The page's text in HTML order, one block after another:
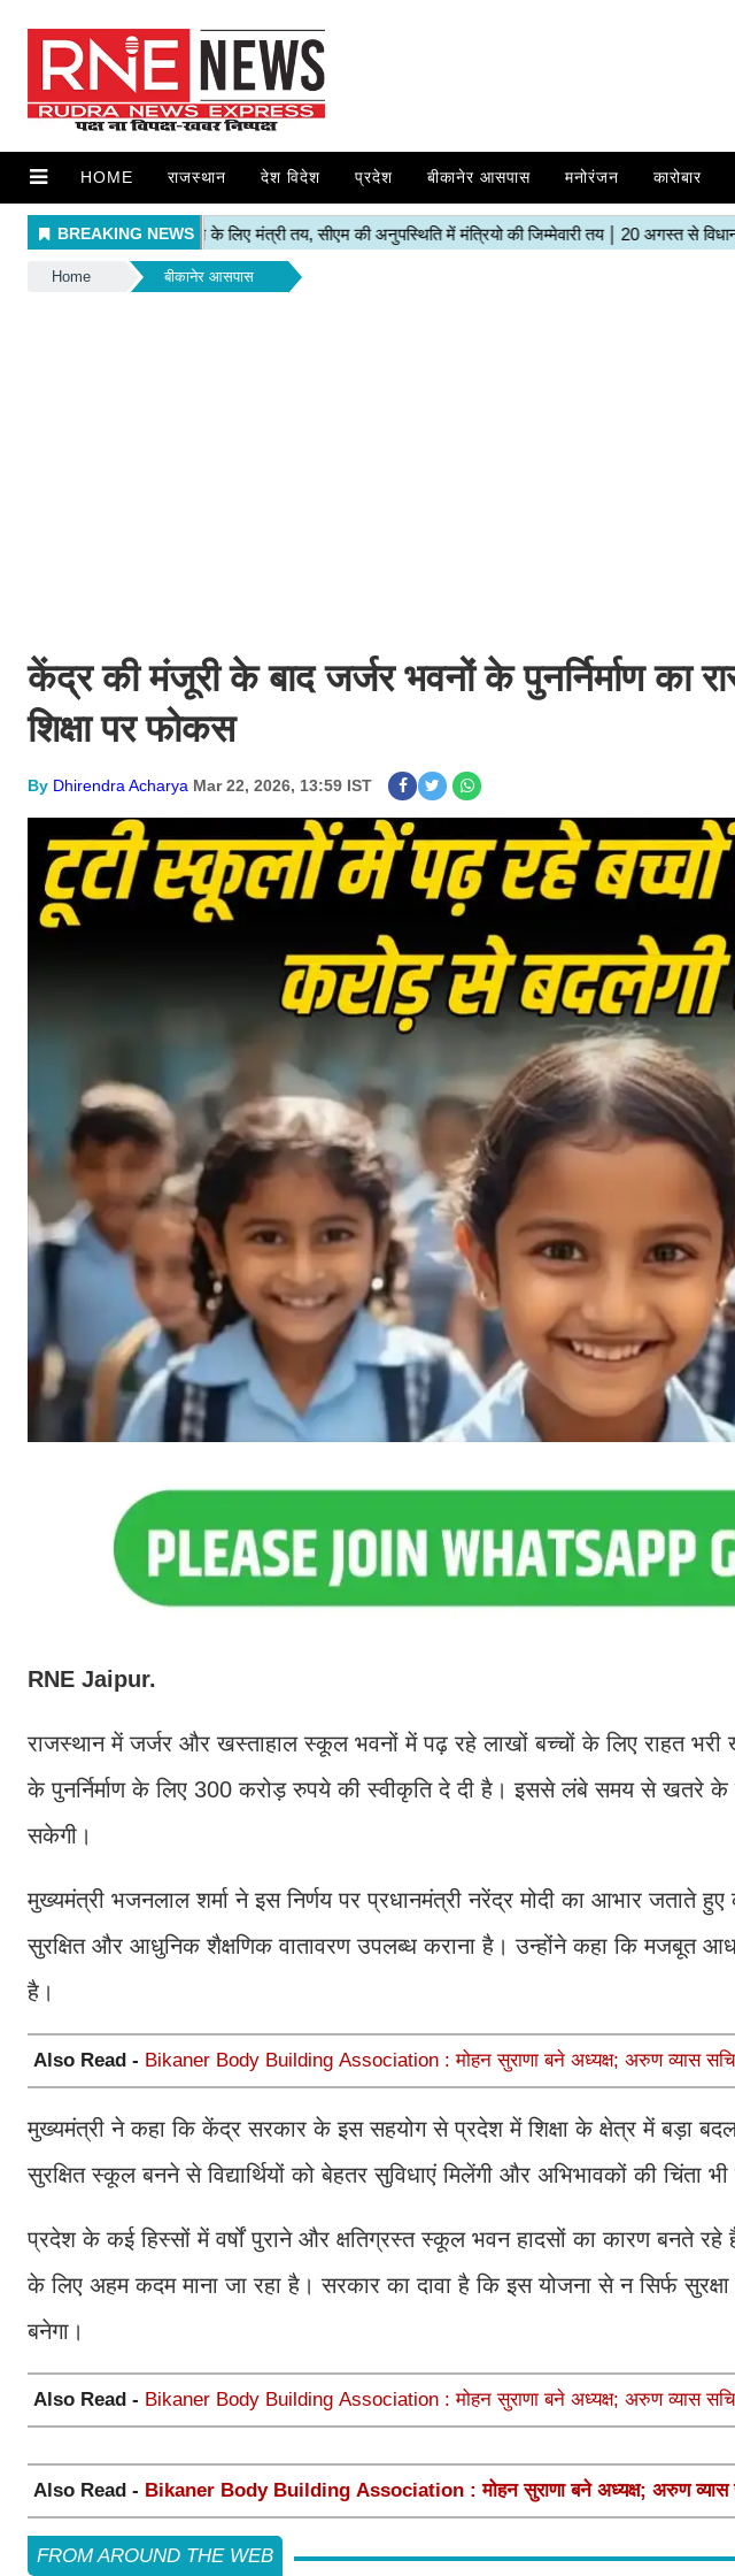
HOME राजस्थान देश विदेश प्रदेश बीकानेर आसपास मनोरंजन कारोबार
Home बीकानेर आसपास
केंद्र की मंजूरी के बाद जर्जर भवनों के पुनर्निर्माण का
शिक्षा पर फोकस
By Dhirendra Acharya Mar 22, 2026, 13:59 IST
RNE Jaipur.
राजस्थान में जर्जर और खस्ताहाल स्कूल भवनों में पढ़ रहे लाखों बच्चों के लिए राहत
के पुनर्निर्माण के लिए 300 करोड़ रुपये की स्वीकृति दे दी है। इससे लंबे समय से खतरे के
सकेगी।
मुख्यमंत्री भजनलाल शर्मा ने इस निर्णय पर प्रधानमंत्री नरेंद्र मोदी का आभार जताते
सुरक्षित और आधुनिक शैक्षणिक वातावरण उपलब्ध कराना है। उन्होंने कहा कि मजबूत
है।
Also Read - Bikaner Body Building Association : मोहन सुराणा बने अध्यक्ष; अरुण व्यास सचिव
मुख्यमंत्री ने कहा कि केंद्र सरकार के इस सहयोग से प्रदेश में शिक्षा के क्षेत्र में बड़ा
सुरक्षित स्कूल बनने से विद्यार्थियों को बेहतर सुविधाएं मिलेंगी और अभिभावकों की चिंता भी
प्रदेश के कई हिस्सों में वर्षों पुराने और क्षतिग्रस्त स्कूल भवन हादसों का कारण बनते रहे
के लिए अहम कदम माना जा रहा है। सरकार का दावा है कि इस योजना से न सिर्फ सुरक्षा
बनेगा।
Also Read - Bikaner Body Building Association : मोहन सुराणा बने अध्यक्ष; अरुण व्यास सचिव
Also Read - Bikaner Body Building Association : मोहन सुराणा बने अध्यक्ष; अरुण व्यास
FROM AROUND THE WEB